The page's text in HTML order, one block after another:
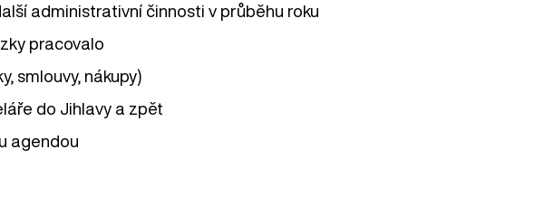
administrativní činnosti v průběhu roku
pracovalo
smlouvy, nákupy)
do Jihlavy a zpět
agendou